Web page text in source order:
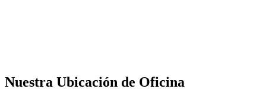
Nuestra Ubicación de Oficina